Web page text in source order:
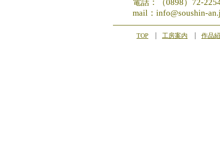
電話：（0898）72-
mail：info@soushin-
TOP 工房案内 作品